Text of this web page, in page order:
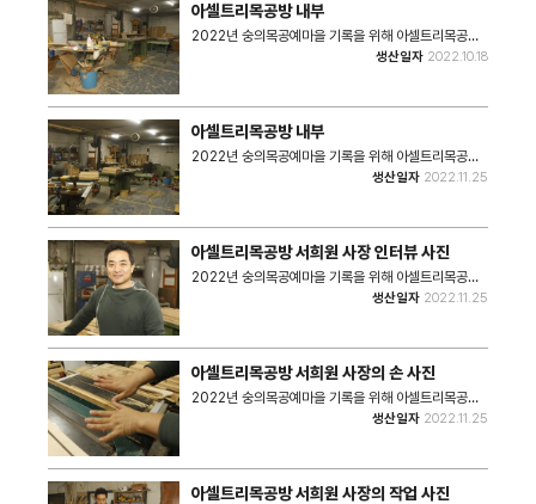
아셀트리목공방 내부
2022년 숭의목공예마을 기록을 위해 아셀트리목공방
내부를 촬영한 사진이다. • 촬영장소 : 아셀트리목공방
생산일자 2022.10.18
아셀트리목공방 내부
2022년 숭의목공예마을 기록을 위해 아셀트리목공방
내부를 촬영한 사진이다. • 촬영장소 : 아셀트리목공방
생산일자 2022.11.25
아셀트리목공방 서희원 사장 인터뷰 사진
2022년 숭의목공예마을 기록을 위해 아셀트리목공방
서희원 사장을 촬영한 사진이다. • 촬영장소 : 아셀트리
관리파일(비공개) 1) 개인정보 수집 및 이용동의서, 구술
및 구술자료 활용동의서
생산일자 2022.11.25
아셀트리목공방 서희원 사장의 손 사진
2022년 숭의목공예마을 기록을 위해 아셀트리목공방
서희원 사장의 손을 촬영한 사진이다. • 촬영장소 : 아셀
생산일자 2022.11.25
아셀트리목공방 서희원 사장의 작업 사진